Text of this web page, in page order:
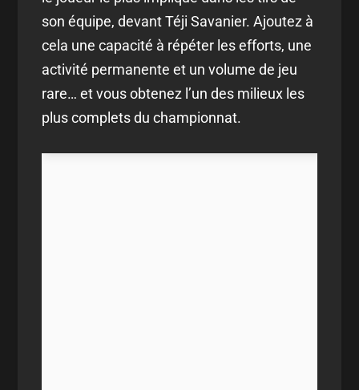
son équipe, devant Téji Savanier. Ajoutez à
cela une capacité à répéter les efforts, une
activité permanente et un volume de jeu
rare… et vous obtenez l’un des milieux les
plus complets du championnat.